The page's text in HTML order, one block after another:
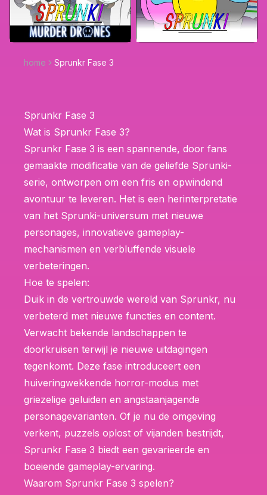
home Sprunkr Fase 3
Sprunkr Fase 3
Wat is Sprunkr Fase 3?
Sprunkr Fase 3 is een spannende, door fans
gemaakte modificatie van de geliefde Sprunki-
serie, ontworpen om een fris en opwindend
avontuur te leveren. Het is een herinterpretatie
van het Sprunki-universum met nieuwe
personages, innovatieve gameplay-
mechanismen en verbluffende visuele
verbeteringen.
Hoe te spelen:
Duik in de vertrouwde wereld van Sprunkr, nu
verbeterd met nieuwe functies en content.
Verwacht bekende landschappen te
doorkruisen terwijl je nieuwe uitdagingen
tegenkomt. Deze fase introduceert een
huiveringwekkende horror-modus met
griezelige geluiden en angstaanjagende
personagevarianten. Of je nu de omgeving
verkent, puzzels oplost of vijanden bestrijdt,
Sprunkr Fase 3 biedt een gevarieerde en
boeiende gameplay-ervaring.
Waarom Sprunkr Fase 3 spelen?